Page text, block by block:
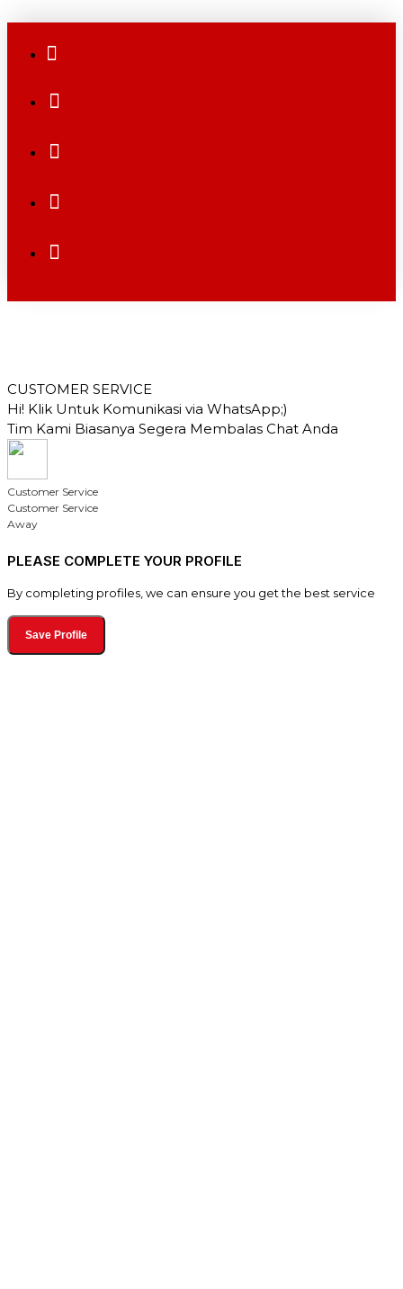
CUSTOMER SERVICE
Hi! Klik Untuk Komunikasi via WhatsApp;)
Tim Kami Biasanya Segera Membalas Chat Anda
Customer Service
Customer Service
Away
PLEASE COMPLETE YOUR PROFILE
By completing profiles, we can ensure you get the best service
Save Profile